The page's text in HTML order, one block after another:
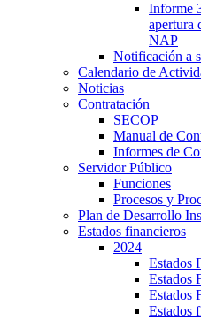
Informe
apertura
NAP
Notificación a
Calendario de
Noticias
Contratación
SECOP
Manual de
Informes de
Servidor Público
Funciones
Procesos y
Plan de Desarrollo
Estados financieros
2024
Estados
Estados
Estados
Estados